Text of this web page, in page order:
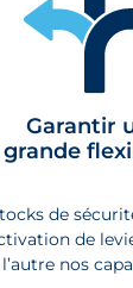
Garantir
grande
de
de
nos